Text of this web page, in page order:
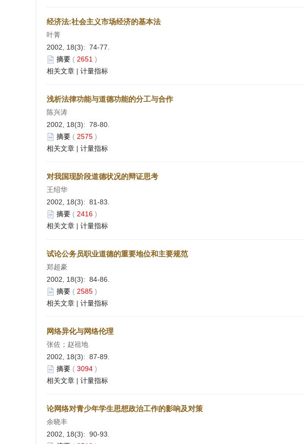
经济法:社会主义市场经济的基本法
叶菁
2002, 18(3): 74-77.
摘要 ( 2651 )
相关文章 | 计量指标
浅析法律功能与道德功能的分工与合作
陈兴涛
2002, 18(3): 78-80.
摘要 ( 2575 )
相关文章 | 计量指标
对我国现阶段道德状况的辩证思考
王绍华
2002, 18(3): 81-83.
摘要 ( 2416 )
相关文章 | 计量指标
试论公务员职业道德的重要地位和主要规范
郑超豪
2002, 18(3): 84-86.
摘要 ( 2585 )
相关文章 | 计量指标
网络异化与网络伦理
张佐；赵祖地
2002, 18(3): 87-89.
摘要 ( 3094 )
相关文章 | 计量指标
论网络对青少年学生思想政治工作的影响及对策
余晓丰
2002, 18(3): 90-93.